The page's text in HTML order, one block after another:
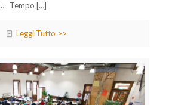
Tempo […]
Leggi Tutto >>